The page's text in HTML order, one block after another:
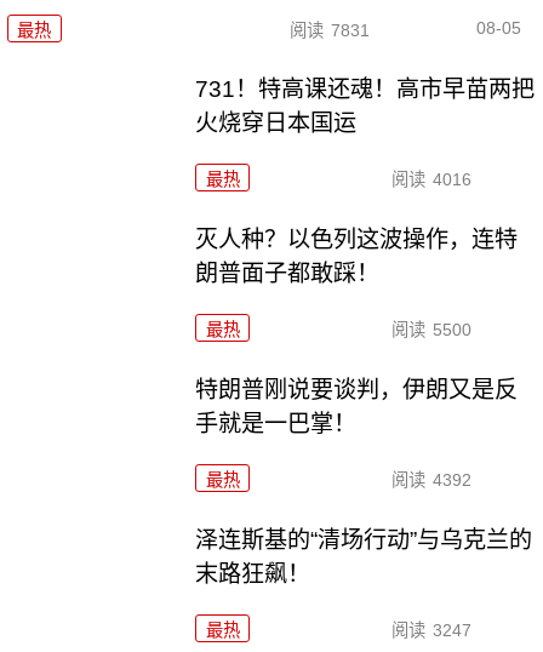
最热 阅读 7831 08-05
731！特高课还魂！高市早苗两把
火烧穿日本国运
最热 阅读 4016
灭人种？以色列这波操作，连特
朗普面子都敢踩！
最热 阅读 5500
特朗普刚说要谈判，伊朗又是反
手就是一巴掌！
最热 阅读 4392
泽连斯基的“清场行动”与乌克兰的
末路狂飙！
最热 阅读 3247